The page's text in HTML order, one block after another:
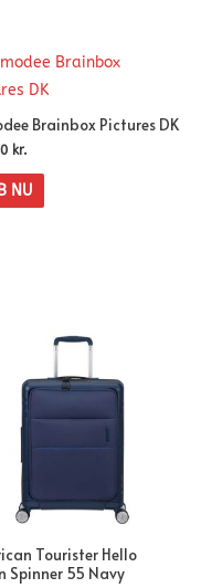
Brainbox Pictures DK
kr.
NU
Tourister Hello
Spinner 55 Navy